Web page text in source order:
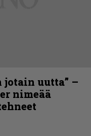
jotain uutta” –
nimeää